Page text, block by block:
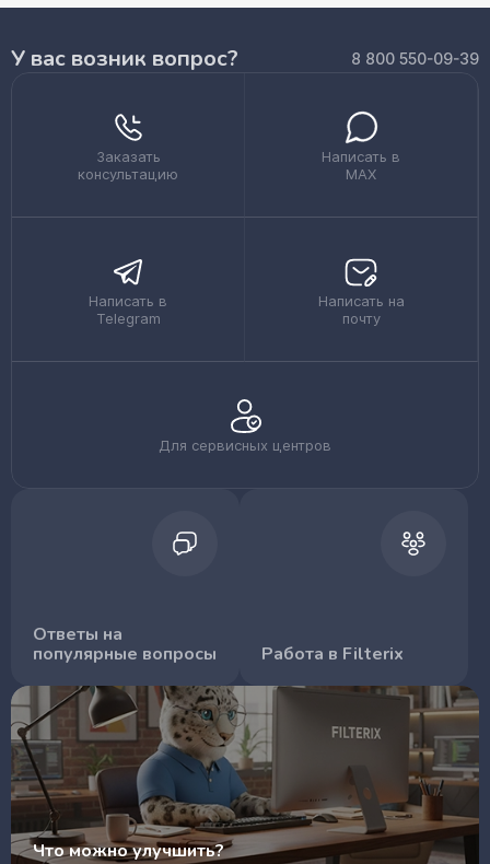
У вас возник вопрос? 8 800 550-09-39
Заказать
консультацию
Написать в
MAX
Написать в
Telegram
Написать на
почту
Для сервисных центров
Ответы на
популярные вопросы
Работа в Filterix
Что можно улучшить?